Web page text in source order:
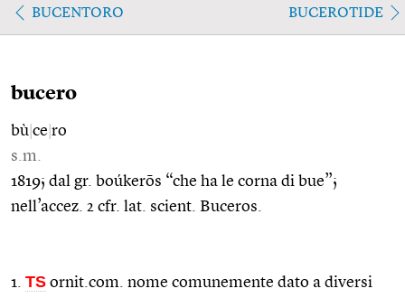
BUCENTORO BUCEROTIDE
bucero
bù ce ro
s.m.
1819; dal gr. boúkerōs “che ha le corna di bue”;
nell’accez. 2 cfr. lat. scient. Buceros.
1. TS ornit.com. nome comunemente dato a diversi